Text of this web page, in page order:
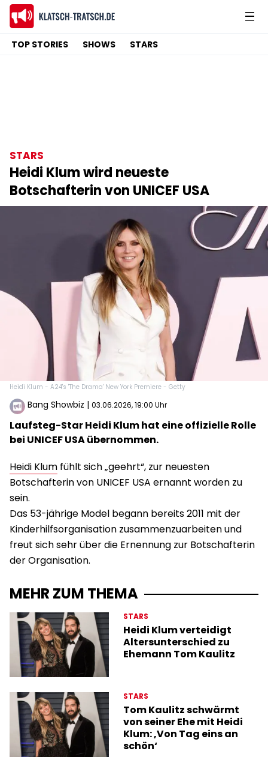
TOP STORIES SHOWS STARS
STARS
Heidi Klum wird neueste
Botschafterin von UNICEF USA
Heidi Klum - A24's 'The Drama' New York Premiere - Getty
Bang Showbiz | 03.06.2026, 19:00 Uhr
Laufsteg-Star Heidi Klum hat eine offizielle Rolle
bei UNICEF USA übernommen.
Heidi Klum fühlt sich „geehrt“, zur neuesten
Botschafterin von UNICEF USA ernannt worden zu
sein.
Das 53-jährige Model begann bereits 2011 mit der
Kinderhilfsorganisation zusammenzuarbeiten und
freut sich sehr über die Ernennung zur Botschafterin
der Organisation.
MEHR ZUM THEMA
STARS
Heidi Klum verteidigt
Altersunterschied zu
Ehemann Tom Kaulitz
STARS
Tom Kaulitz schwärmt
von seiner Ehe mit Heidi
Klum: ‚Von Tag eins an
schön‘